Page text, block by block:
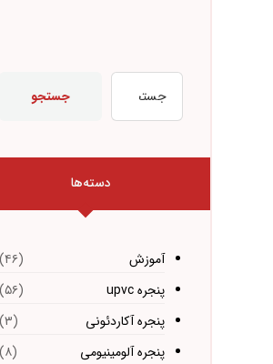
جستجو
دسته‌ها
آموزش
(۴۶)
پنجره upvc
(۵۶)
پنجره آکاردئونی
(۳)
پنجره آلومینیومی
(۸)